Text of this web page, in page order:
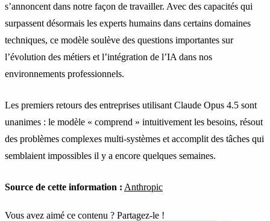
s’annoncent dans notre façon de travailler. Avec des capacités qui
surpassent désormais les experts humains dans certains domaines
techniques, ce modèle soulève des questions importantes sur
l’évolution des métiers et l’intégration de l’IA dans nos
environnements professionnels.
Les premiers retours des entreprises utilisant Claude Opus 4.5 sont
unanimes : le modèle « comprend » intuitivement les besoins, résout
des problèmes complexes multi-systèmes et accomplit des tâches qui
semblaient impossibles il y a encore quelques semaines.
Source de cette information : Anthropic
Vous avez aimé ce contenu ? Partagez-le !